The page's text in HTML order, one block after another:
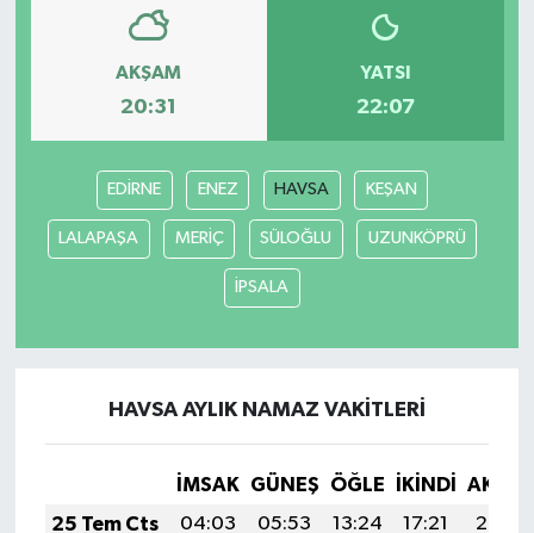
AKŞAM
20:31
YATSI
22:07
EDİRNE ENEZ HAVSA KEŞAN
LALAPAŞA MERİÇ SÜLOĞLU UZUNKÖPRÜ
İPSALA
HAVSA AYLIK NAMAZ VAKITLERI
İMSAK GÜNEŞ ÖĞLE İKINDI
25 Tem Cts
04:03 05:53 13:24 17:21
20:45